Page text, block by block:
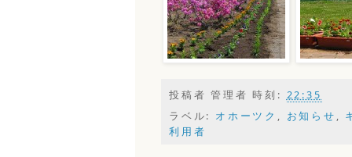
投稿者管理者 時刻: 22:35
ラベル: オホーツク , お知らせ ,
利用者